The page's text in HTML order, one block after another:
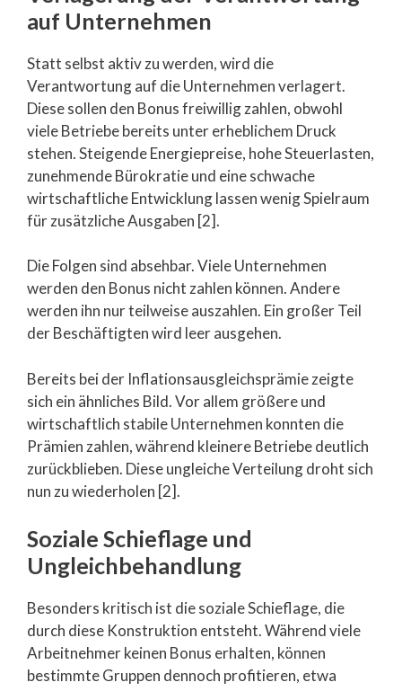
auf Unternehmen
Statt selbst aktiv zu werden, wird die
Verantwortung auf die Unternehmen verlagert.
Diese sollen den Bonus freiwillig zahlen, obwohl
viele Betriebe bereits unter erheblichem Druck
stehen. Steigende Energiepreise, hohe Steuerlasten,
zunehmende Bürokratie und eine schwache
wirtschaftliche Entwicklung lassen wenig Spielraum
für zusätzliche Ausgaben [2].
Die Folgen sind absehbar. Viele Unternehmen
werden den Bonus nicht zahlen können. Andere
werden ihn nur teilweise auszahlen. Ein großer Teil
der Beschäftigten wird leer ausgehen.
Bereits bei der Inflationsausgleichsprämie zeigte
sich ein ähnliches Bild. Vor allem größere und
wirtschaftlich stabile Unternehmen konnten die
Prämien zahlen, während kleinere Betriebe deutlich
zurückblieben. Diese ungleiche Verteilung droht sich
nun zu wiederholen [2].
Soziale Schieflage und
Ungleichbehandlung
Besonders kritisch ist die soziale Schieflage, die
durch diese Konstruktion entsteht. Während viele
Arbeitnehmer keinen Bonus erhalten, können
bestimmte Gruppen dennoch profitieren, etwa